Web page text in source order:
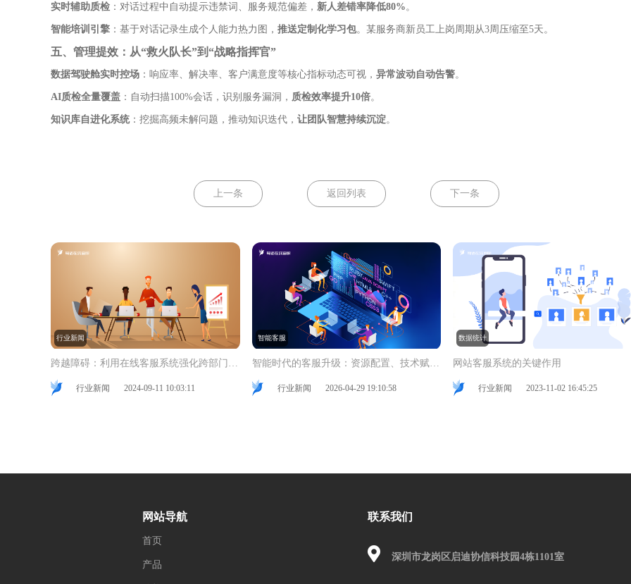
实时辅助质检 ：对话过程中自动提示违禁词、服务规范偏差， 新人差错率降低80%。
智能培训引擎 ：基于对话记录生成个人能力热力图， 推送定制化学习包。某服务商新员工上岗周期从3周压缩至5天。
五、管理提效：从“救火队长”到“战略指挥官”
数据驾驶舱实时控场 ：响应率、解决率、客户满意度等核心指标动态可视， 异常波动自动告警。
AI质检全量覆盖 ：自动扫描100%会话，识别服务漏洞， 质检效率提升10倍。
知识库自进化系统：挖掘高频未解问题，推动知识迭代， 让团队智慧持续沉淀。
上一条 返回列表 下一条
跨越障碍：利用在线客服系统强化跨部门协同作战能力
行业新闻 2024-09-11 10:03:11
行业新闻
智能时代的客服升级：资源配置、技术赋能与持续优化
行业新闻 2026-04-29 19:10:58
智能客服
网站客服系统的关键作用
行业新闻 2023-11-02 16:45:25
数据统计
网站导航
首页
产品
联系我们
深圳市龙岗区启迪协信科技园4栋1101室